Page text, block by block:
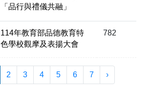
「品行與禮儀共融」
114年教育部品德教育特
色學校觀摩及表揚大會
782
2 3 4 5 6 7 ›